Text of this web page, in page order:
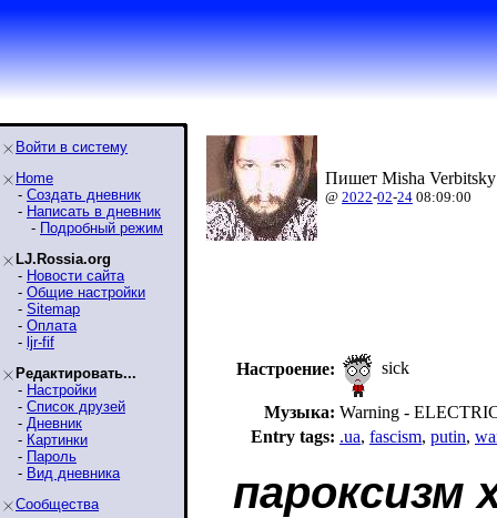
Войти в систему
Home
- Создать дневник
- Написать в дневник
- Подробный режим
LJ.Rossia.org
- Новости сайта
- Общие настройки
- Sitemap
- Оплата
- ljr-fif
Редактировать...
- Настройки
- Список друзей
- Дневник
- Картинки
- Пароль
- Вид дневника
Сообщества
Пишет Misha
@ 2022-02-24 08:09:00
Настроение: sick
Музыка: Warning -
Entry tags: .ua, fascism, putin,
пароксизм